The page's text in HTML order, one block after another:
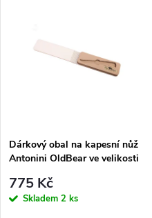
Dárkový obal na kapesní nůž
Antonini OldBear ve velikosti
775 Kč
Skladem 2 ks